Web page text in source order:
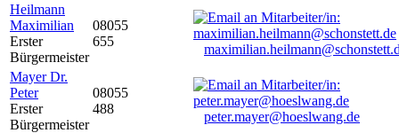
Heilmann
Maximilian
Erster
Bürgermeister
08055
655
Mayer Dr.
Peter
Erster
Bürgermeister
08055
488
peter.mayer@hoeslwang.de